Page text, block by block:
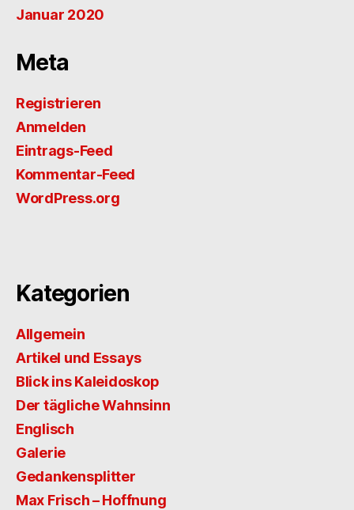
Januar 2020
Meta
Registrieren
Anmelden
Eintrags-Feed
Kommentar-Feed
WordPress.org
Kategorien
Allgemein
Artikel und Essays
Blick ins Kaleidoskop
Der tägliche Wahnsinn
Englisch
Galerie
Gedankensplitter
Max Frisch – Hoffnung